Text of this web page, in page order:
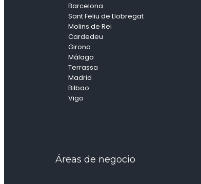
Barcelona
Sant Feliu de Llobregat
Molins de Rei
Cardedeu
Girona
Málaga
Terrassa
Madrid
Bilbao
Vigo
Áreas de negocio